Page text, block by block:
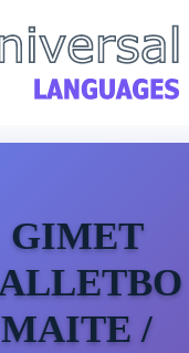
GIMET
MAITE /